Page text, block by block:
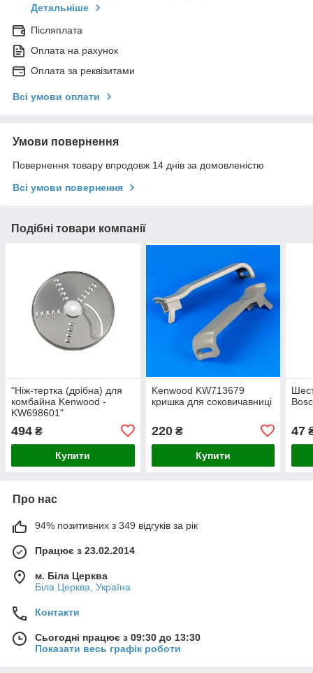
Детальніше
Післяплата
Оплата на рахунок
Оплата за реквізитами
Всі умови оплати
Умови повернення
Повернення товару впродовж 14 днів за домовленістю
Всі умови повернення
Подібні товари компанії
"Ніж-тертка (дрібна) для
комбайна Kenwood -
KW698601"
494 ₴
Купити
Kenwood KW713679
кришка для соковичавниці
220₴
Купити
47
Про нас
94% позитивних з 349 відгуків за рік
Працює з 23.02.2014
м. Біла Церква
Біла Церква, Україна
Контакти
Сьогодні працює з 09:30 до 13:30
Показати весь графік роботи